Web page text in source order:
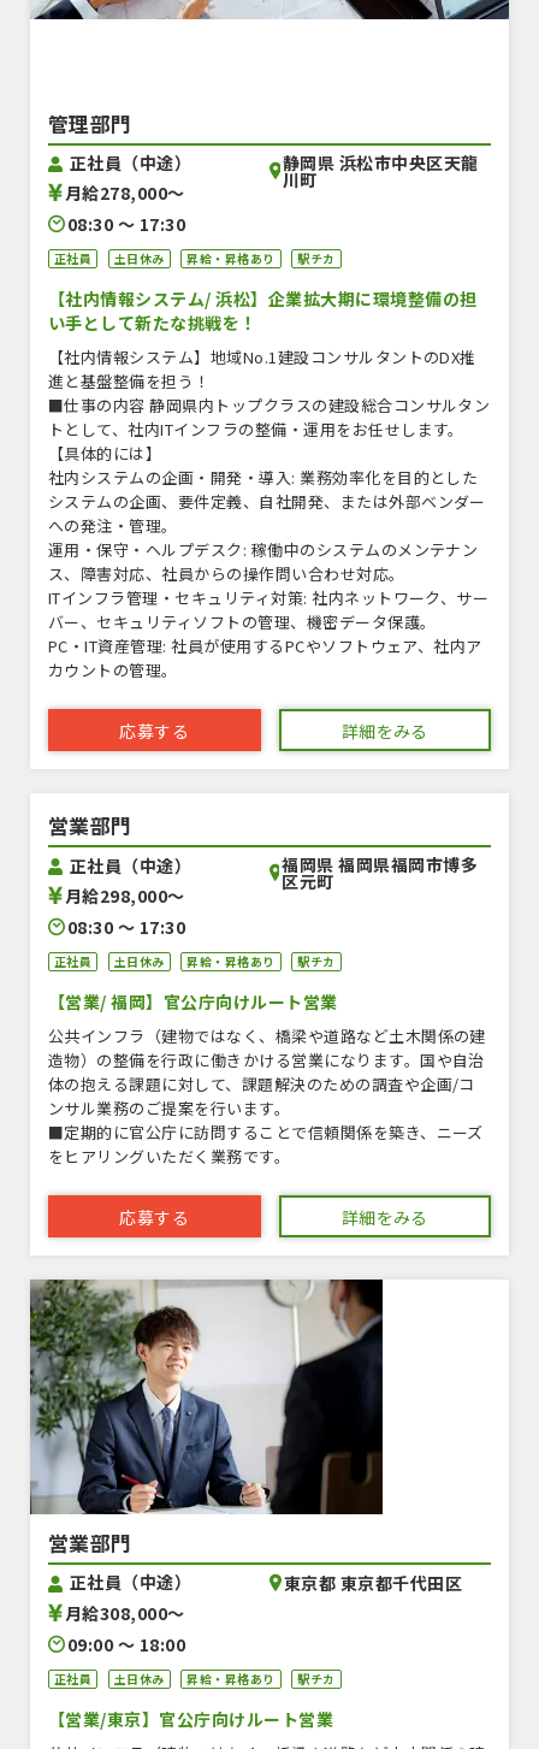
管理部門
正社員（中途）
月給278,000〜
08:30 〜 17:30
静岡県 浜松市中央区天龍
川町
正社員 土日休み 昇給・昇格あり 駅チカ
【社内情報システム/ 浜松】企業拡大期に環境整備の担
い手として新たな挑戦を！
【社内情報システム】地域No.1建設コンサルタントのDX推
進と基盤整備を担う！
■仕事の内容 静岡県内トップクラスの建設総合コンサルタン
トとして、社内ITインフラの整備・運用をお任せします。
【具体的には】
社内システムの企画・開発・導入: 業務効率化を目的とした
システムの企画、要件定義、自社開発、または外部ベンダー
への発注・管理。
運用・保守・ヘルプデスク: 稼働中のシステムのメンテナン
ス、障害対応、社員からの操作問い合わせ対応。
ITインフラ管理・セキュリティ対策: 社内ネットワーク、サー
バー、セキュリティソフトの管理、機密データ保護。
PC・IT資産管理: 社員が使用するPCやソフトウェア、社内ア
カウントの管理。
応募する 詳細をみる
営業部門
正社員（中途）
月給298,000〜
08:30 〜 17:30
福岡県 福岡県福岡市博多
区元町
正社員 土日休み 昇給・昇格あり 駅チカ
【営業/ 福岡】官公庁向けルート営業
公共インフラ（建物ではなく、橋梁や道路など土木関係の建
造物）の整備を行政に働きかける営業になります。国や自治
体の抱える課題に対して、課題解決のための調査や企画/コ
ンサル業務のご提案を行います。
■定期的に官公庁に訪問することで信頼関係を築き、ニーズ
をヒアリングいただく業務です。
応募する 詳細をみる
営業部門
正社員（中途）
月給308,000〜
09:00 〜 18:00
東京都 東京都千代田区
正社員 土日休み 昇給・昇格あり 駅チカ
【営業/東京】官公庁向けルート営業